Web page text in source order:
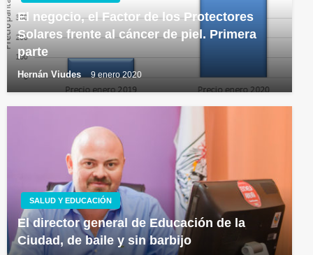
El negocio, el Factor de los Protectores
Solares frente al cáncer de piel. Primera
parte
Hernán Viudes 9 enero 2020
SALUD Y EDUCACIÓN
El director general de Educación de la
Ciudad, de baile y sin barbijo